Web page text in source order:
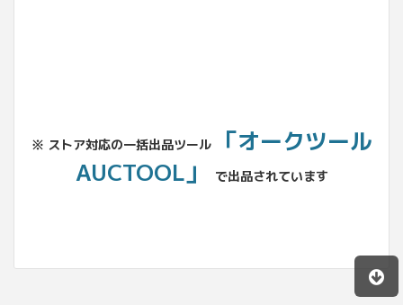
※ ストア対応の一括出品ツール
「オークツール
AUCTOOL」
で出品されています